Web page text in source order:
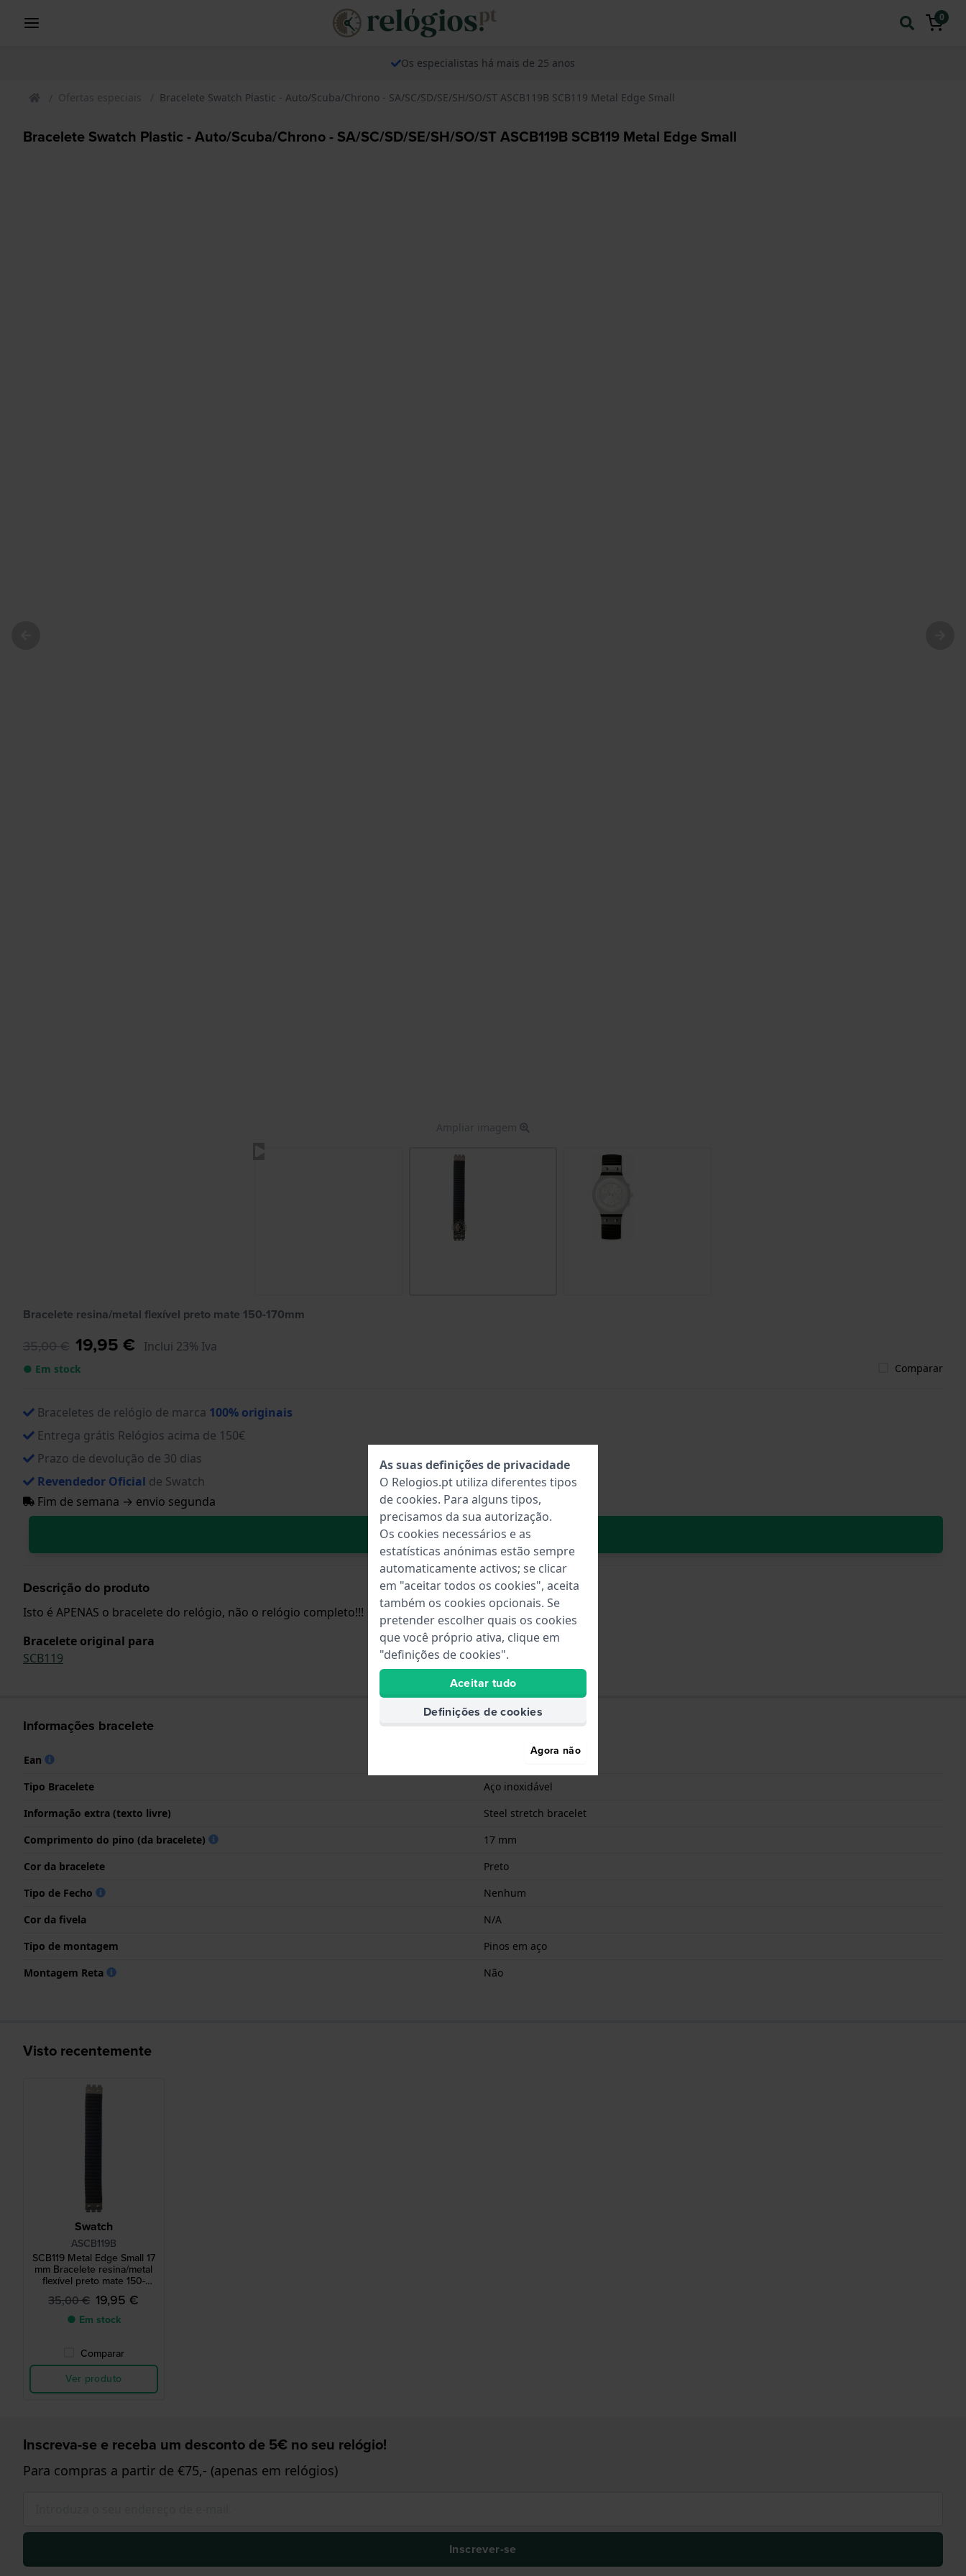
0
Os especialistas há mais de 25 anos
Ofertas especiais Bracelete Swatch Plastic - Auto/Scuba/Chrono - SA/SC/SD/SE/SH/SO/ST ASCB119B SCB119 Metal Edge Small
Bracelete Swatch Plastic - Auto/Scuba/Chrono - SA/SC/SD/SE/SH/SO/ST ASCB119B SCB119 Metal Edge Small
Ampliar imagem
Bracelete resina/metal flexível preto mate 150-170mm
35,00 € 19,95 € Inclui 23% Iva
● Em stock Comparar
Braceletes de relógio de marca 100% originais
Entrega grátis Relógios acima de 150€
Prazo de devolução de 30 dias
Revendedor Oficial de Swatch
Fim de semana → envio segunda
No carrinho
Descrição do produto
Isto é APENAS o bracelete do relógio, não o relógio completo!!!
Bracelete original para
SCB119
Informações bracelete
Ean
7610522182516
Tipo Bracelete
Aço inoxidável
Informação extra (texto livre)
Steel stretch bracelet
Comprimento do pino (da bracelete)
17 mm
Cor da bracelete
Preto
Tipo de Fecho
Nenhum
Cor da fivela
N/A
Tipo de montagem
Pinos em aço
Montagem Reta
Não
Visto recentemente
Swatch
ASCB119B
SCB119 Metal Edge Small 17
mm Bracelete resina/metal
flexível preto mate 150-
170mm
35,00 € 19,95 €
● Em stock
Comparar
Ver produto
Inscreva-se e receba um desconto de 5€ no seu relógio!
Para compras a partir de €75,- (apenas em relógios)
Inscrever-se
As suas definições de privacidade
O Relogios.pt utiliza diferentes tipos
de cookies. Para alguns tipos,
precisamos da sua autorização.
Os cookies necessários e as
estatísticas anónimas estão sempre
automaticamente activos; se clicar
em "aceitar todos os cookies", aceita
também os cookies opcionais. Se
pretender escolher quais os cookies
que você próprio ativa, clique em
"definições de cookies".
Aceitar tudo
Definições de cookies
Agora não